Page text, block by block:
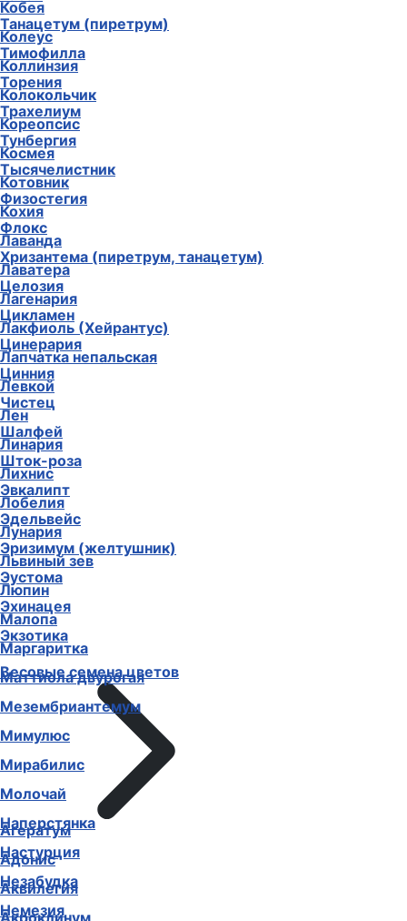
Танацетум (пиретрум)
Тимофилла
Торения
Трахелиум
Тунбергия
Тысячелистник
Физостегия
Флокс
Хризантема (пиретрум, танацетум)
Целозия
Цикламен
Цинерария
Цинния
Чистец
Шалфей
Шток-роза
Эвкалипт
Эдельвейс
Эризимум (желтушник)
Эустома
Эхинацея
Экзотика
Весовые семена цветов
Агератум
Адонис
Аквилегия
Акроклинум
Кобея
Колеус
Коллинзия
Колокольчик
Кореопсис
Космея
Котовник
Кохия
Лаванда
Лаватера
Лагенария
Лакфиоль (Хейрантус)
Лапчатка непальская
Левкой
Лен
Линария
Лихнис
Лобелия
Лунария
Львиный зев
Люпин
Малопа
Маргаритка
Маттиола двурогая
Мезембриантемум
Мимулюс
Мирабилис
Молочай
Наперстянка
Настурция
Незабудка
Немезия